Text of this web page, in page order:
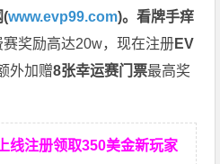
(www.evp99.com)。看牌手痒
奖励高达20w，现在注册EV
外加赠8张幸运赛门票最高奖
线注册领取350美金新玩家